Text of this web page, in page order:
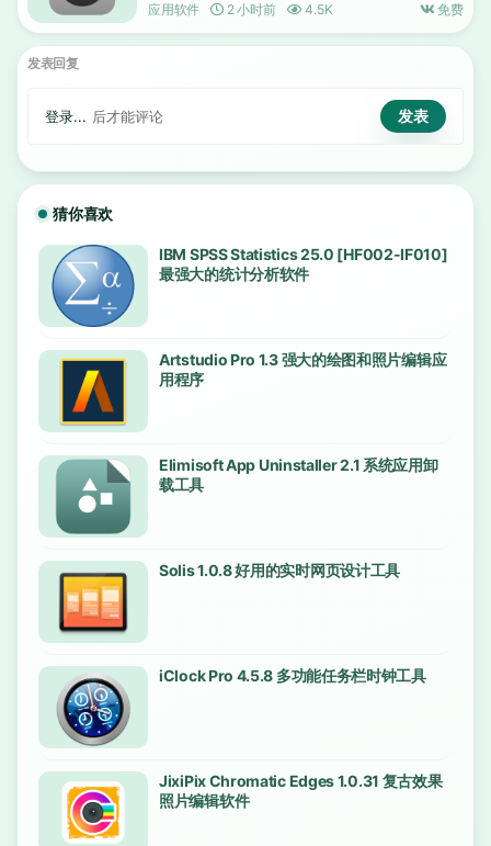
应用软件 2 小时前 4.5K 免费
发表回复
登录... 后才能评论
猜你喜欢
IBM SPSS Statistics 25.0 [HF002-IF010]
最强大的统计分析软件
Artstudio Pro 1.3 强大的绘图和照片编辑应
用程序
Elimisoft App Uninstaller 2.1 系统应用卸
载工具
Solis 1.0.8 好用的实时网页设计工具
iClock Pro 4.5.8 多功能任务栏时钟工具
JixiPix Chromatic Edges 1.0.31 复古效果
照片编辑软件